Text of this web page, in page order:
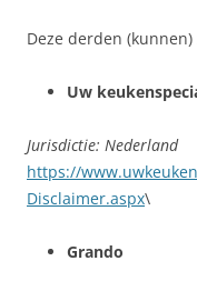
Deze derden (kunnen)
Uw
Jurisdictie: Nederland
https://
Disclaimer.aspx\
Grando